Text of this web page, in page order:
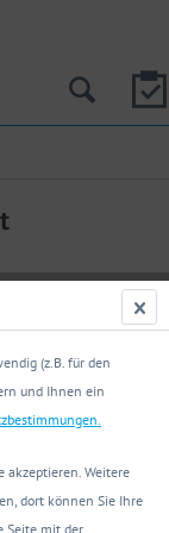
(z.B. für den
und Ihnen ein
akzeptieren. Weitere
dort können Sie Ihre
Seite mit der